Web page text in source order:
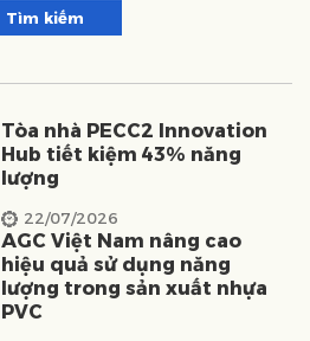
Tìm kiếm
Tòa nhà PECC2 Innovation
Hub tiết kiệm 43% năng
lượng
22/07/2026
AGC Việt Nam nâng cao
hiệu quả sử dụng năng
lượng trong sản xuất nhựa
PVC